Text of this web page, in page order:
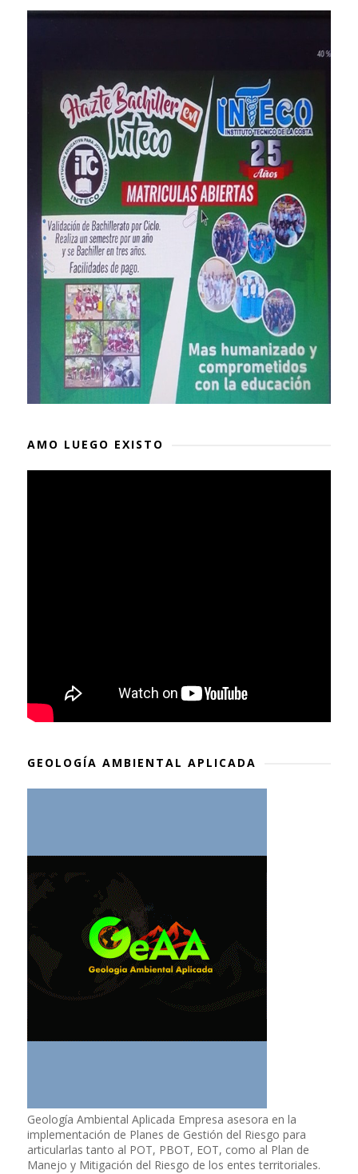
AMO LUEGO EXISTO
GEOLOGÍA AMBIENTAL APLICADA
Geología Ambiental Aplicada Empresa asesora en la
implementación de Planes de Gestión del Riesgo para
articularlas tanto al POT, PBOT, EOT, como al Plan de
Manejo y Mitigación del Riesgo de los entes territoriales.